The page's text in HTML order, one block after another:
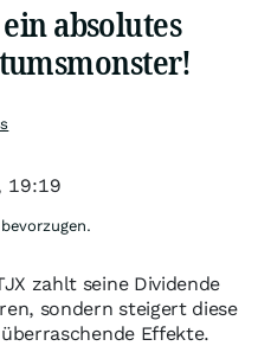
absolutes
zahlt seine Dividende
sondern steigert diese
Effekte.
19:19